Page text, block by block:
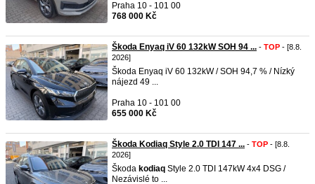
Praha 10 - 101 00
768 000 Kč
Škoda Enyaq iV 60 132kW SOH 94 ... - TOP - [8.8.
2026]
Škoda Enyaq iV 60 132kW / SOH 94,7 % / Nízký
nájezd 49 ...
Praha 10 - 101 00
655 000 Kč
Škoda Kodiaq Style 2.0 TDI 147 ... - TOP - [8.8.
2026]
Škoda kodiaq Style 2.0 TDI 147kW 4x4 DSG /
Nezávislé to ...